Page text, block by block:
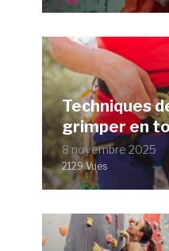
Techniques
grimper en
8 novembre 2025
2129 Vues